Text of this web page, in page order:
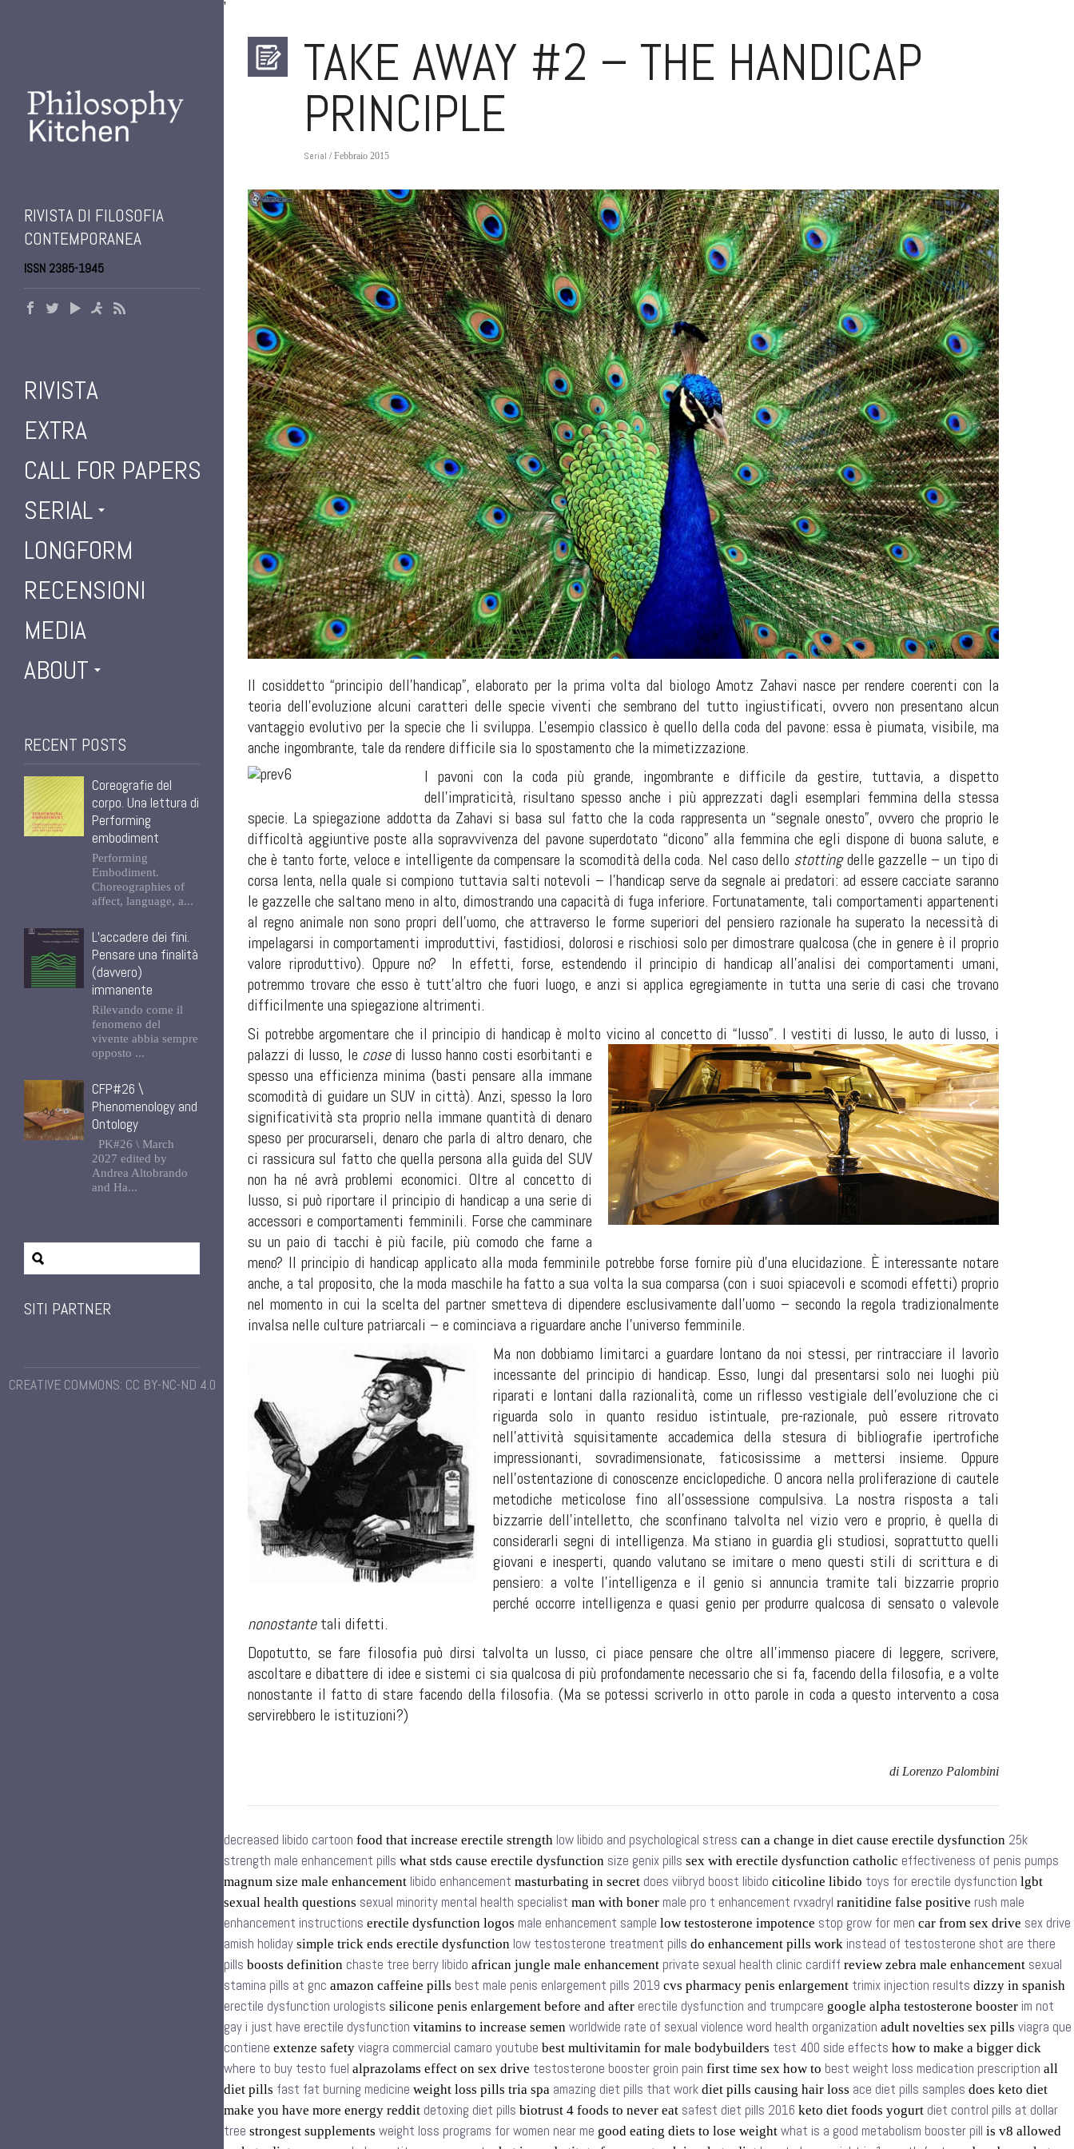
'
RIVISTA DI FILOSOFIA
CONTEMPORANEA
ISSN 2385-1945
RIVISTA
EXTRA
CALL FOR PAPERS
SERIAL
LONGFORM
RECENSIONI
MEDIA
ABOUT
RECENT POSTS
Coreografie del
corpo. Una lettura di
Performing
embodiment
Performing
Embodiment.
Choreographies of
affect, language, a...
L’accadere dei fini.
Pensare una finalità
(davvero)
immanente
Rilevando come il
fenomeno del
vivente abbia sempre
opposto ...
CFP#26 \
Phenomenology and
Ontology
PK#26 \ March
2027 edited by
Andrea Altobrando
and Ha...
SITI PARTNER
CREATIVE COMMONS: CC BY-NC-ND 4.0
TAKE AWAY #2 – THE HANDICAP
PRINCIPLE
Serial / Febbraio 2015
Il cosiddetto “principio dell'handicap”, elaborato per la prima volta dal biologo Amotz Zahavi nasce per rendere coerenti con la
teoria dell'evoluzione alcuni caratteri delle specie viventi che sembrano del tutto ingiustificati, ovvero non presentano alcun
vantaggio evolutivo per la specie che li sviluppa. L'esempio classico è quello della coda del pavone: essa è piumata, visibile, ma
anche ingombrante, tale da rendere difficile sia lo spostamento che la mimetizzazione.
I pavoni con la coda più grande, ingombrante e difficile da gestire, tuttavia, a dispetto
dell'impraticità, risultano spesso anche i più apprezzati dagli esemplari femmina della stessa
specie. La spiegazione addotta da Zahavi si basa sul fatto che la coda rappresenta un “segnale onesto”, ovvero che proprio le
difficoltà aggiuntive poste alla sopravvivenza del pavone superdotato “dicono” alla femmina che egli dispone di buona salute, e
che è tanto forte, veloce e intelligente da compensare la scomodità della coda. Nel caso dello stottingdelle gazzelle – un tipo di
corsa lenta, nella quale si compiono tuttavia salti notevoli – l'handicap serve da segnale ai predatori: ad essere cacciate saranno
le gazzelle che saltano meno in alto, dimostrando una capacità di fuga inferiore. Fortunatamente, tali comportamenti appartenenti
al regno animale non sono propri dell'uomo, che attraverso le forme superiori del pensiero razionale ha superato la necessità di
impelagarsi in comportamenti improduttivi, fastidiosi, dolorosi e rischiosi solo per dimostrare qualcosa (che in genere è il proprio
valore riproduttivo). Oppure no? In effetti, forse, estendendo il principio di handicap all'analisi dei comportamenti umani,
potremmo trovare che esso è tutt'altro che fuori luogo, e anzi si applica egregiamente in tutta una serie di casi che trovano
difficilmente una spiegazione altrimenti.
Si potrebbe argomentare che il principio di handicap è molto vicino al concetto di “lusso”. I vestiti di lusso, le auto di lusso, i
palazzi di lusso, le cosedi lusso hanno costi esorbitanti e
spesso una efficienza minima (basti pensare alla immane
scomodità di guidare un SUV in città). Anzi, spesso la loro
significatività sta proprio nella immane quantità di denaro
speso per procurarseli, denaro che parla di altro denaro, che
ci rassicura sul fatto che quella persona alla guida del SUV
non ha né avrà problemi economici. Oltre al concetto di
lusso, si può riportare il principio di handicap a una serie di
accessori e comportamenti femminili. Forse che camminare
su un paio di tacchi è più facile, più comodo che farne a
meno? Il principio di handicap applicato alla moda femminile potrebbe forse fornire più d'una elucidazione. È interessante notare
anche, a tal proposito, che la moda maschile ha fatto a sua volta la sua comparsa (con i suoi spiacevoli e scomodi effetti) proprio
nel momento in cui la scelta del partner smetteva di dipendere esclusivamente dall'uomo – secondo la regola tradizionalmente
invalsa nelle culture patriarcali – e cominciava a riguardare anche l'universo femminile.
Ma non dobbiamo limitarci a guardare lontano da noi stessi, per rintracciare il lavorìo
incessante del principio di handicap. Esso, lungi dal presentarsi solo nei luoghi più
riparati e lontani dalla razionalità, come un riflesso vestigiale dell'evoluzione che ci
riguarda solo in quanto residuo istintuale, pre-razionale, può essere ritrovato
nell'attività squisitamente accademica della stesura di bibliografie ipertrofiche
impressionanti, sovradimensionate, faticosissime a mettersi insieme. Oppure
nell'ostentazione di conoscenze enciclopediche. O ancora nella proliferazione di cautele
metodiche meticolose fino all'ossessione compulsiva. La nostra risposta a tali
bizzarrie dell'intelletto, che sconfinano talvolta nel vizio vero e proprio, è quella di
considerarli segni di intelligenza. Ma stiano in guardia gli studiosi, soprattutto quelli
giovani e inesperti, quando valutano se imitare o meno questi stili di scrittura e di
pensiero: a volte l'intelligenza e il genio si annuncia tramite tali bizzarrie proprio
perché occorre intelligenza e quasi genio per produrre qualcosa di sensato o valevole
nonostantetali difetti.
Dopotutto, se fare filosofia può dirsi talvolta un lusso, ci piace pensare che oltre all'immenso piacere di leggere, scrivere,
ascoltare e dibattere di idee e sistemi ci sia qualcosa di più profondamente necessario che si fa, facendo della filosofia, e a volte
nonostante il fatto di stare facendo della filosofia. (Ma se potessi scriverlo in otto parole in coda a questo intervento a cosa
servirebbero le istituzioni?)
di Lorenzo Palombini
decreased libido cartoon food that increase erectile strength low libido and psychological stress can a change in diet cause erectile dysfunction 25k
strength male enhancement pills what stds cause erectile dysfunction size genix pills sex with erectile dysfunction catholic effectiveness of penis pumps
magnum size male enhancement libido enhancement masturbating in secret does viibryd boost libido citicoline libido toys for erectile dysfunction lgbt
sexual health questions sexual minority mental health specialist man with boner male pro t enhancement rvxadryl ranitidine false positive rush male
enhancement instructions erectile dysfunction logos male enhancement sample low testosterone impotence stop grow for men car from sex drive sex drive
amish holiday simple trick ends erectile dysfunction low testosterone treatment pills do enhancement pills work instead of testosterone shot are there
pills boosts definition chaste tree berry libido african jungle male enhancement private sexual health clinic cardiff review zebra male enhancement sexual
stamina pills at gnc amazon caffeine pills best male penis enlargement pills 2019 cvs pharmacy penis enlargement trimix injection results dizzy in spanish
erectile dysfunction urologists silicone penis enlargement before and after erectile dysfunction and trumpcare google alpha testosterone booster im not
gay i just have erectile dysfunction vitamins to increase semen worldwide rate of sexual violence word health organization adult novelties sex pills viagra que
contiene extenze safety viagra commercial camaro youtube best multivitamin for male bodybuilders test 400 side effects how to make a bigger dick
where to buy testo fuel alprazolams effect on sex drive testosterone booster groin pain first time sex how to best weight loss medication prescription all
diet pills fast fat burning medicine weight loss pills tria spa amazing diet pills that work diet pills causing hair loss ace diet pills samples does keto diet
make you have more energy reddit detoxing diet pills biotrust 4 foods to never eat safest diet pills 2016 keto diet foods yogurt diet control pills at dollar
tree strongest supplements weight loss programs for women near me good eating diets to lose weight what is a good metabolism booster pill is v8 allowed